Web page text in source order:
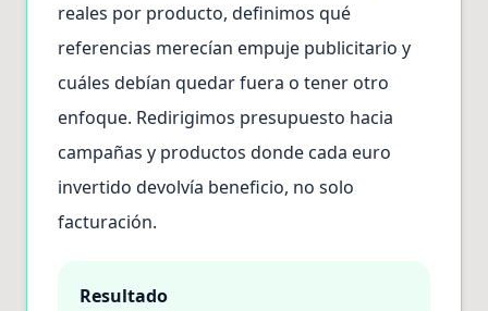
reales por producto, definimos qué
referencias merecían empuje publicitario y
cuáles debían quedar fuera o tener otro
enfoque. Redirigimos presupuesto hacia
campañas y productos donde cada euro
invertido devolvía beneficio, no solo
facturación.
Resultado